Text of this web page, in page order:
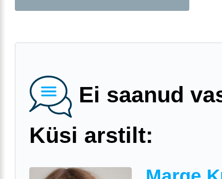
Ei saanud
Küsi arstilt: